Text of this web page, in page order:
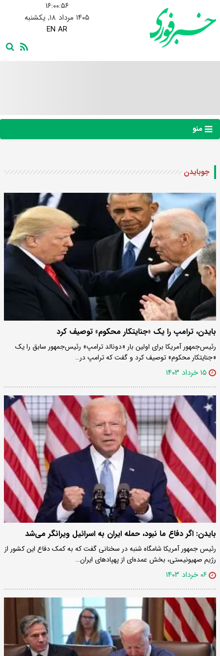
۱۶:۰۰:۵۷
۱۴۰۵ مرداد ۱۸, یکشنبه
EN AR
منو
جوبایدن
بایدن، ترامپ را یک «جنایتکار محکوم» توصیف کرد
رئیس‌جمهور آمریکا برای اولین بار «دونالد ترامپ» رئیس‌جمهور سابق را یک
«جنایتکار محکوم» توصیف کرد و گفت که ترامپ در…
۱۵ خرداد ۱۴۰۳
بایدن: اگر دفاع ما نبود، حمله ایران به اسرائیل ویرانگر می‌شد
رئیس جمهور آمریکا شامگاه شنبه در سخنانی گفت که به کمک دفاع این کشور از
رژیم صهیونیستی، بخش عمده‌ای از پهپادهای ایران…
۰۶ خرداد ۱۴۰۳